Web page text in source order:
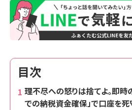
目次
理不尽への怒りは捨てよ。即時
での納税資金確保」で口座を死